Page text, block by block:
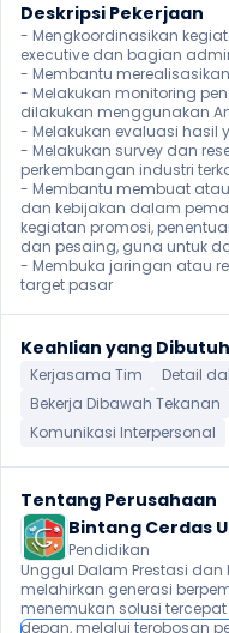
Deskripsi Pekerjaan
- Mengkoordinasikan
executive dan bagian
- Membantu
- Melakukan monitoring
dilakukan menggunakan
- Melakukan evaluasi hasil
- Melakukan survey dan
perkembangan industri
- Membantu membuat
dan kebijakan dalam
kegiatan promosi,
dan pesaing, guna untuk
- Membuka jaringan atau
target pasar
Keahlian yang
Kerjasama Tim Detail
Bekerja Dibawah Tekanan
Komunikasi Interpersonal
Tentang Perusahaan
Bintang Cerdas
Pendidikan
Unggul Dalam Prestasi dan
melahirkan generasi
menemukan solusi
depan, melalui terobosan